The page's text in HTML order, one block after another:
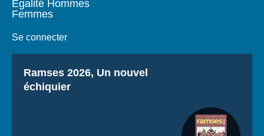
Égalité Hommes
Femmes
Se connecter
Titre
Ramses 2026, Un nouvel
échiquier